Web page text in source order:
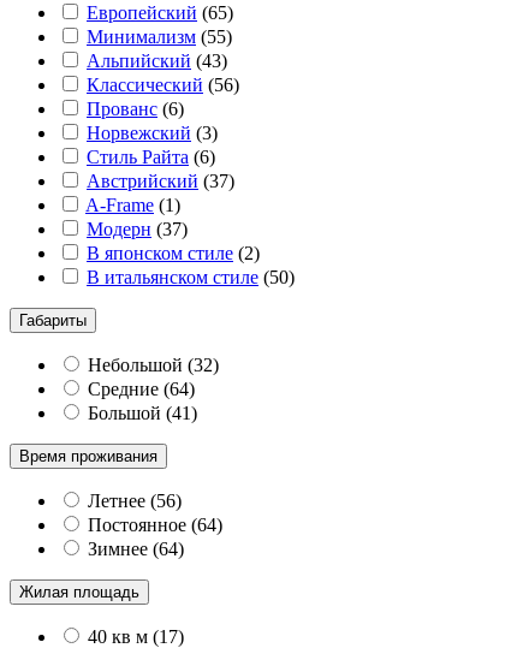
Европейский (65)
Минимализм (55)
Альпийский (43)
Классический (56)
Прованс (6)
Норвежский (3)
Стиль Райта (6)
Австрийский (37)
A-Frame (1)
Модерн (37)
В японском стиле (2)
В итальянском стиле (50)
Габариты
Небольшой (32)
Средние (64)
Большой (41)
Время проживания
Летнее (56)
Постоянное (64)
Зимнее (64)
Жилая площадь
40 кв м (17)